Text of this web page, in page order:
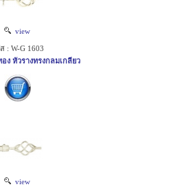
view
: W-G 1603
ง หัวรางทรงกลมเกลียว
view